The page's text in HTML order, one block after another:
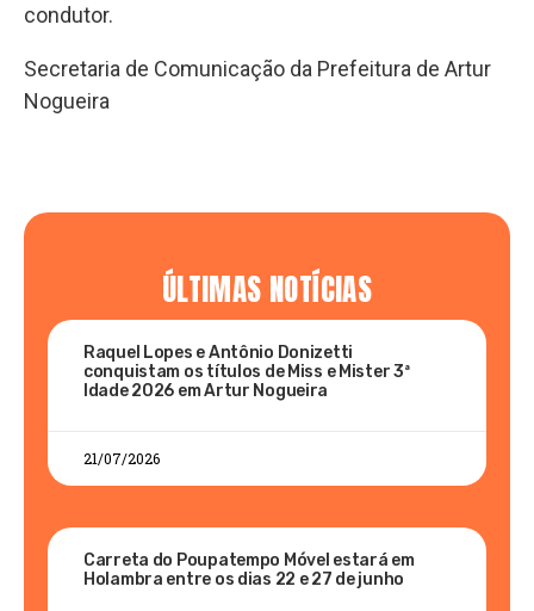
condutor.
Secretaria de Comunicação da Prefeitura de Artur
Nogueira
ÚLTIMAS NOTÍCIAS
Raquel Lopes e Antônio Donizetti
conquistam os títulos de Miss e Mister 3ª
Idade 2026 em Artur Nogueira
21/07/2026
Carreta do Poupatempo Móvel estará em
Holambra entre os dias 22 e 27 de junho